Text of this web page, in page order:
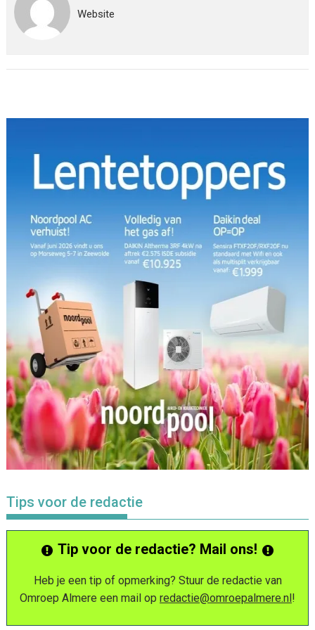
Website
Tips voor de redactie
Tip voor de redactie? Mail ons!
Heb je een tip of opmerking? Stuur de redactie van
Omroep Almere een mail op redactie@omroepalmere.nl!